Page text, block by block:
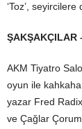
‘Toz’,
ŞAKŞAKÇILAR
AKM Tiyatro
oyun ile
yazar Fred
ve Çağlar